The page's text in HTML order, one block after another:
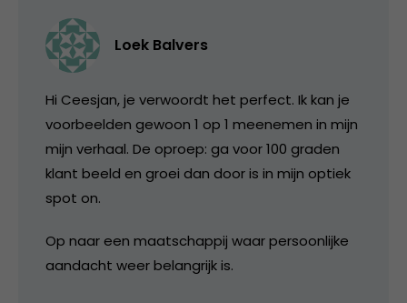
Loek Balvers
Hi Ceesjan, je verwoordt het perfect. Ik kan je
voorbeelden gewoon 1 op 1 meenemen in mijn
mijn verhaal. De oproep: ga voor 100 graden
klant beeld en groei dan door is in mijn optiek
spot on.
Op naar een maatschappij waar persoonlijke
aandacht weer belangrijk is.